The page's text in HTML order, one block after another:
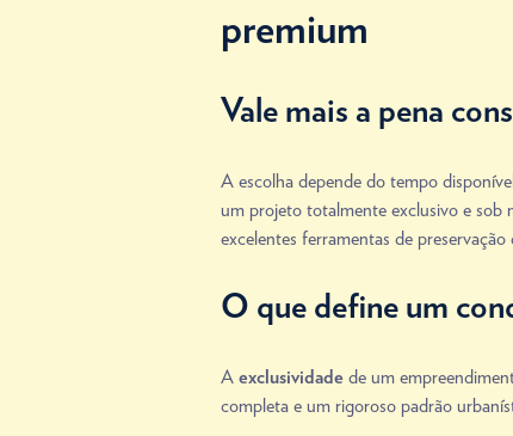
premium
Vale mais a pena
A escolha depende do tempo
um projeto totalmente exclusivo e sob
excelentes ferramentas de preservação
O que define um
A exclusividade de um
completa e um rigoroso padrão